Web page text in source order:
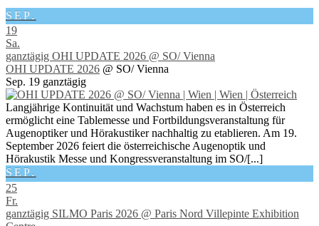
SEP.
19
Sa.
ganztägig OHI UPDATE 2026 @ SO/ Vienna
OHI UPDATE 2026 @ SO/ Vienna
Sep. 19 ganztägig
Langjährige Kontinuität und Wachstum haben es in Österreich
ermöglicht eine Tablemesse und Fortbildungsveranstaltung für
Augenoptiker und Hörakustiker nachhaltig zu etablieren. Am 19.
September 2026 feiert die österreichische Augenoptik und
Hörakustik Messe und Kongressveranstaltung im SO/[...]
SEP.
25
Fr.
ganztägig SILMO Paris 2026 @ Paris Nord Villepinte Exhibition